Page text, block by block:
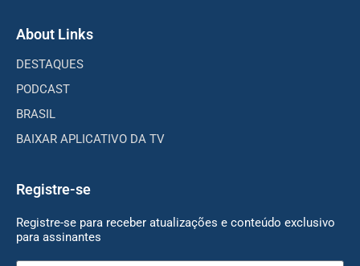
About Links
DESTAQUES
PODCAST
BRASIL
BAIXAR APLICATIVO DA TV
Registre-se
Registre-se para receber atualizações e conteúdo exclusivo
para assinantes